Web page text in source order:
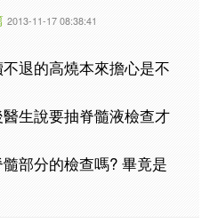
2013-11-17 08:38:41
退的高燒本來擔心是不
生說要抽脊髓液檢查才
部分的檢查嗎? 畢竟是